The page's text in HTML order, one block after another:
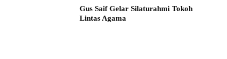
Gus Saif Gelar Silaturahmi Tokoh
Lintas Agama